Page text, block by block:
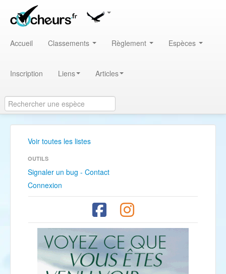
Accueil Classements Règlement Espèces
Inscription Liens Articles
Voir toutes les listes
OUTILS
Signaler un bug - Contact
Connexion